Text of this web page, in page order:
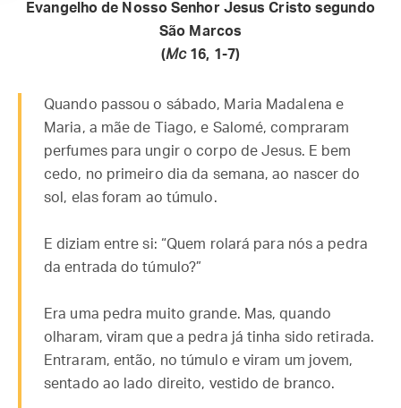
Evangelho de Nosso Senhor Jesus Cristo segundo
São Marcos
(Mc 16, 1-7)
Quando passou o sábado, Maria Madalena e
Maria, a mãe de Tiago, e Salomé, compraram
perfumes para ungir o corpo de Jesus. E bem
cedo, no primeiro dia da semana, ao nascer do
sol, elas foram ao túmulo.
E diziam entre si: “Quem rolará para nós a pedra
da entrada do túmulo?”
Era uma pedra muito grande. Mas, quando
olharam, viram que a pedra já tinha sido retirada.
Entraram, então, no túmulo e viram um jovem,
sentado ao lado direito, vestido de branco.